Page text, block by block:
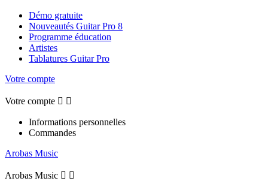
Démo gratuite
Nouveautés Guitar Pro 8
Programme éducation
Artistes
Tablatures Guitar Pro
Votre compte
Votre compte  
Informations personnelles
Commandes
Arobas Music
Arobas Music  